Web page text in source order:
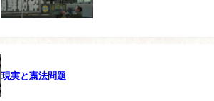
現実と憲法問題